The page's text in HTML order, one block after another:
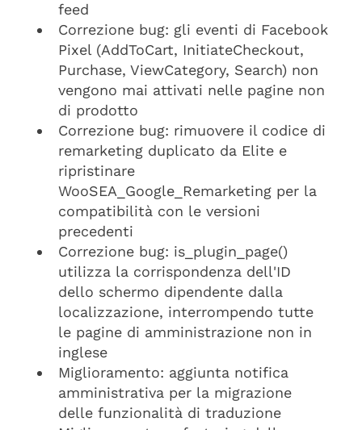
feed
Correzione bug: gli eventi di Facebook
Pixel (AddToCart, InitiateCheckout,
Purchase, ViewCategory, Search) non
vengono mai attivati ​​nelle pagine non
di prodotto
Correzione bug: rimuovere il codice di
remarketing duplicato da Elite e
ripristinare
WooSEA_Google_Remarketing per la
compatibilità con le versioni
precedenti
Correzione bug: is_plugin_page()
utilizza la corrispondenza dell'ID
dello schermo dipendente dalla
localizzazione, interrompendo tutte
le pagine di amministrazione non in
inglese
Miglioramento: aggiunta notifica
amministrativa per la migrazione
delle funzionalità di traduzione